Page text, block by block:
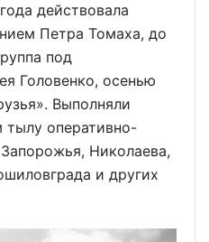
действовала
Петра Томаха, до
под
Головенко, осенью
Выполняли
тылу оперативно-
Николаева,
и других